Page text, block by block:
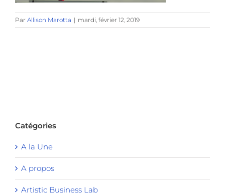
Par Allison Marotta | mardi, février 12, 2019
Catégories
A la Une
A propos
Artistic Business Lab